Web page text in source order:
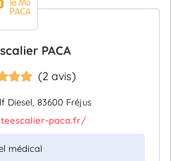
PACA
(2 avis)
Diesel, 83600 Fréjus
paca.fr/
médical